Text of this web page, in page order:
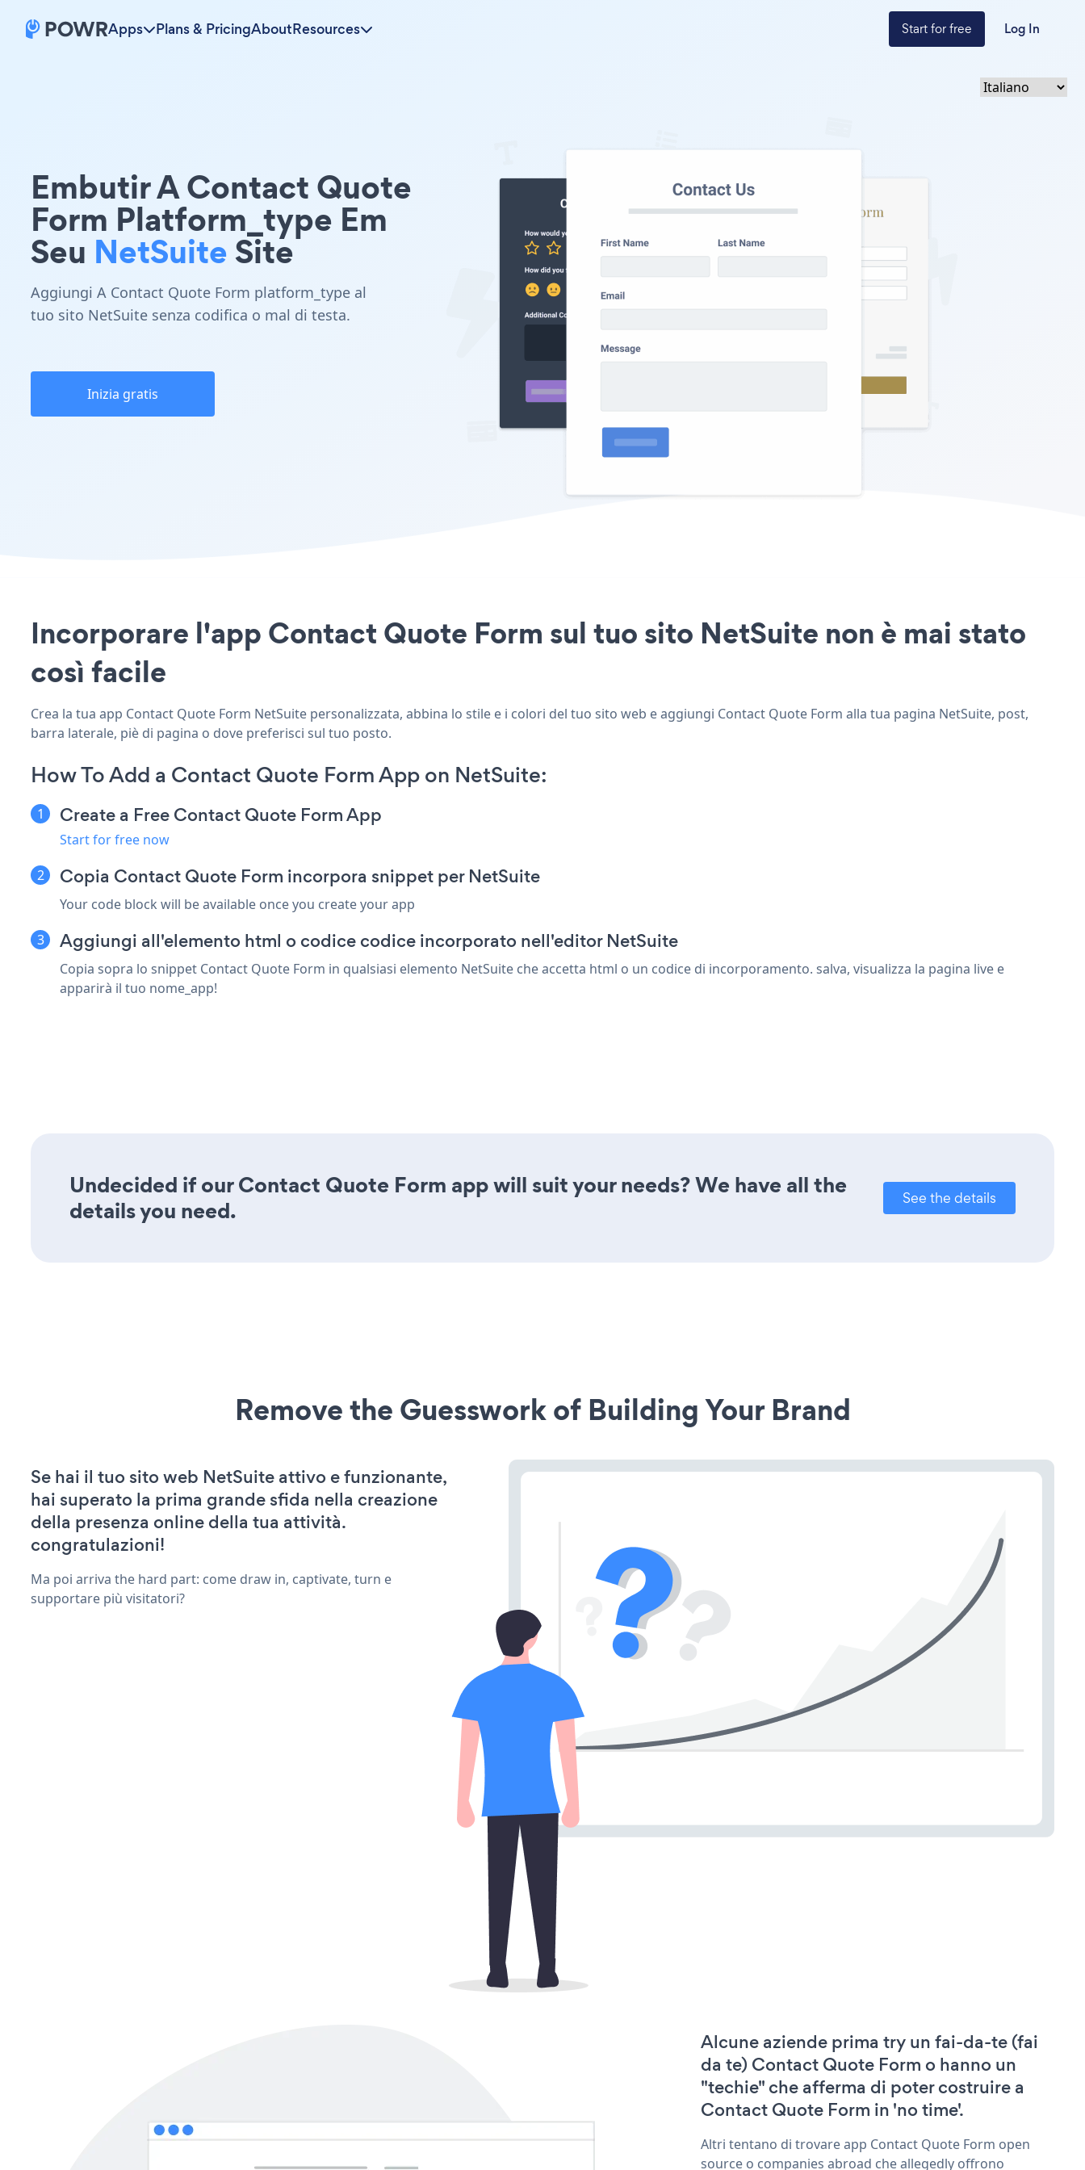
Apps Plans & PricingAboutResources Start for free Log In
Embutir A Contact Quote
Form Platform_type Em
Seu NetSuiteSite
Aggiungi A Contact Quote Form platform_type al
tuo sito NetSuite senza codifica o mal di testa.
Inizia gratis
Incorporare l'app Contact Quote Form sul tuo sito NetSuite non è mai stato
così facile
Crea la tua app Contact Quote Form NetSuite personalizzata, abbina lo stile e i colori del tuo sito web e aggiungi Contact Quote Form alla tua pagina NetSuite, post,
barra laterale, piè di pagina o dove preferisci sul tuo posto.
How To Add a Contact Quote Form App on NetSuite:
Create a Free Contact Quote Form App
Start for free now
Copia Contact Quote Form incorpora snippet per NetSuite
Your code block will be available once you create your app
Aggiungi all'elemento html o codice codice incorporato nell'editor NetSuite
Copia sopra lo snippet Contact Quote Form in qualsiasi elemento NetSuite che accetta html o un codice di incorporamento. salva, visualizza la pagina live e
apparirà il tuo nome_app!
Undecided if our Contact Quote Form app will suit your needs? We have all the
details you need.
See the details
Remove the Guesswork of Building Your Brand
Se hai il tuo sito web NetSuite attivo e funzionante,
hai superato la prima grande sfida nella creazione
della presenza online della tua attività.
congratulazioni!
Ma poi arriva the hard part: come draw in, captivate, turn e
supportare più visitatori?
Alcune aziende prima try un fai-da-te (fai
da te) Contact Quote Form o hanno un
"techie" che afferma di poter costruire a
Contact Quote Form in 'no time'.
Altri tentano di trovare app Contact Quote Form open
source o companies abroad che allegedly offrono